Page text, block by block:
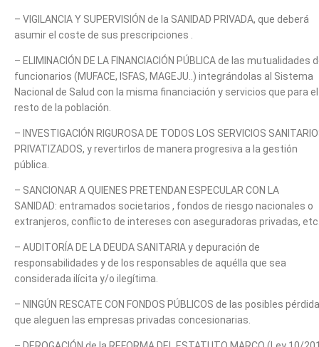
– VIGILANCIA Y SUPERVISIÓN de la SANIDAD PRIVADA, que deberá
asumir el coste de sus prescripciones .
– ELIMINACIÓN DE LA FINANCIACIÓN PÚBLICA de las mutualidades
funcionarios (MUFACE, ISFAS, MAGEJU..) integrándolas al Sistema
Nacional de Salud con la misma financiación y servicios que para el
resto de la población.
– INVESTIGACIÓN RIGUROSA DE TODOS LOS SERVICIOS
PRIVATIZADOS, y revertirlos de manera progresiva a la gestión
pública.
– SANCIONAR A QUIENES PRETENDAN ESPECULAR CON LA
SANIDAD: entramados societarios , fondos de riesgo nacionales o
extranjeros, conflicto de intereses con aseguradoras privadas,
– AUDITORÍA DE LA DEUDA SANITARIA y depuración de
responsabilidades y de los responsables de aquélla que sea
considerada ilícita y/o ilegítima.
– NINGÚN RESCATE CON FONDOS PÚBLICOS de las posibles
que aleguen las empresas privadas concesionarias.